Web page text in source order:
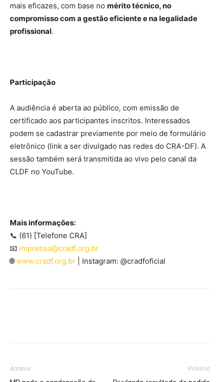
mais eficazes, com base no mérito técnico, no
compromisso com a gestão eficiente e na legalidade
profissional.
Participação
A audiência é aberta ao público, com emissão de
certificado aos participantes inscritos. Interessados
podem se cadastrar previamente por meio de formulário
eletrônico (link a ser divulgado nas redes do CRA-DF). A
sessão também será transmitida ao vivo pelo canal da
CLDF no YouTube.
Mais informações:
📞 (61) [Telefone CRA]
📧 imprensa@cradf.org.br
🌐www.cradf.org.br | Instagram: @cradfoficial
Anterior Próximo